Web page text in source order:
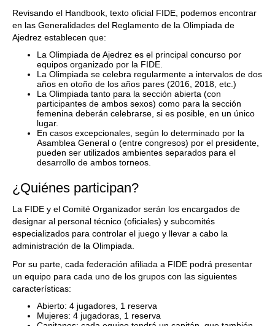
Revisando el Handbook, texto oficial FIDE, podemos encontrar
en las Generalidades del Reglamento de la Olimpiada de
Ajedrez establecen que:
La Olimpiada de Ajedrez es el principal concurso por
equipos organizado por la FIDE.
La Olimpiada se celebra regularmente a intervalos de dos
años en otoño de los años pares (2016, 2018, etc.)
La Olimpiada tanto para la sección abierta (con
participantes de ambos sexos) como para la sección
femenina deberán celebrarse, si es posible, en un único
lugar.
En casos excepcionales, según lo determinado por la
Asamblea General o (entre congresos) por el presidente,
pueden ser utilizados ambientes separados para el
desarrollo de ambos torneos.
¿Quiénes participan?
La FIDE y el Comité Organizador serán los encargados de
designar al personal técnico (oficiales) y subcomités
especializados para controlar el juego y llevar a cabo la
administración de la Olimpiada.
Por su parte, cada federación afiliada a FIDE podrá presentar
un equipo para cada uno de los grupos con las siguientes
características:
Abierto: 4 jugadores, 1 reserva
Mujeres: 4 jugadoras, 1 reserva